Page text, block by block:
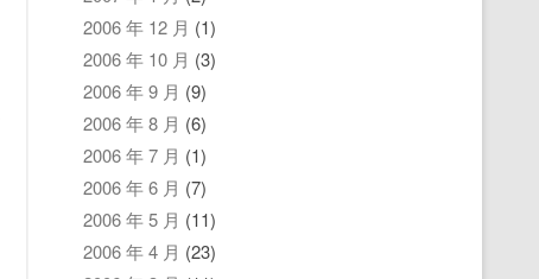
2006 年 12 月 (1)
2006 年 10 月 (3)
2006 年 9 月 (9)
2006 年 8 月 (6)
2006 年 7 月 (1)
2006 年 6 月 (7)
2006 年 5 月 (11)
2006 年 4 月 (23)